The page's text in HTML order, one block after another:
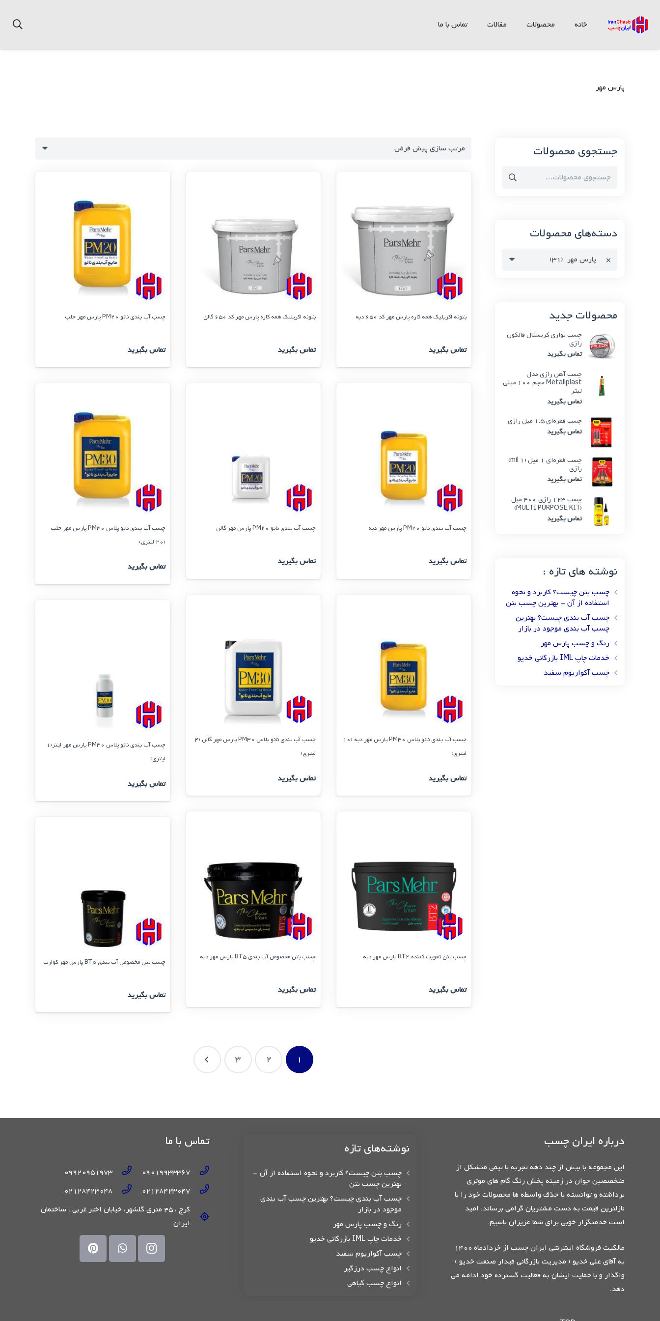
خانه محصولات مقالات تماس با ما
پارس مهر
جستجوی محصولات
جستجو
دسته‌های محصولات
× پارس مهر (31)
محصولات جدید
چسب نواری کریستال فالکون
رازی
تماس بگیرید
چسب آهن رازی مدل
Metallplast حجم 100 میلی
لیتر
تماس بگیرید
چسب قطره‌ای 1.5 میل رازی
تماس بگیرید
چسب قطره‌ای 1 میل (1 mil)
رازی
تماس بگیرید
چسب 123 رازی 400 میل
(MULTI PURPOSE KIT)
تماس بگیرید
نوشته های تازه :
چسب بتن چیست؟ کاربرد و نحوه
استفاده از آن – بهترین چسب بتن
چسب آب بندی چیست؟ بهترین
چسب آب بندی موجود در بازار
رنگ و چسب پارس مهر
خدمات چاپ IML بازرگانی خدیو
چسب آکواریوم سفید
بتونه اکریلیک همه کاره پارس مهر کد 650 دبه
تماس بگیرید
بتونه اکریلیک همه کاره پارس مهر کد 650 گالن
تماس بگیرید
چسب آب بندی نانو PM20 پارس مهر حلب
تماس بگیرید
چسب آب بندی نانو PM20 پارس مهر دبه
تماس بگیرید
چسب آب بندی نانو PM20 پارس مهر گالن
تماس بگیرید
چسب آب بندی نانو پلاس PM30 پارس مهر حلب
(20 لیتری)
تماس بگیرید
چسب آب بندی نانو پلاس PM30 پارس مهر دبه (10
لیتری)
تماس بگیرید
چسب آب بندی نانو پلاس PM30 پارس مهر گالن (4
لیتری)
تماس بگیرید
چسب آب بندی نانو پلاس PM30 پارس مهر لیتر(1
لیتری)
تماس بگیرید
چسب بتن تقویت کننده BT2 پارس مهر دبه
تماس بگیرید
چسب بتن مخصوص آب بندی BT5 پارس مهر دبه
تماس بگیرید
چسب بتن مخصوص آب بندی BT5 پارس مهر کوارت
تماس بگیرید
1
2
3
درباره ایران چسب
این مجموعه با بیش از چند دهه تجربه با تیمی متشکل از
متخصصین جوان در زمینه پخش رنگ گام های موثری
برداشته و توانسته با حذف واسطه ها محصولات خود را با
نازلترین قیمت به دست مشتریان گرامی برساند. امید
است خدمتگزار خوبی برای شما عزیزان باشیم.
مالکیت فروشگاه اینترنتی ایران چسب از خردادماه 1400
به آقای علی خدیو ( مدیریت بازرگانی فیدار صنعت خدیو )
واگذار و با حمایت ایشان به فعالیت گسترده خود ادامه می
دهد.
نوشته‌های تازه
چسب بتن چیست؟ کاربرد و نحوه استفاده از آن –
بهترین چسب بتن
چسب آب بندی چیست؟ بهترین چسب آب بندی
موجود در بازار
رنگ و چسب پارس مهر
خدمات چاپ IML بازرگانی خدیو
چسب آکواریوم سفید
انواع چسب درزگیر
انواع چسب گیاهی
تماس با ما
09019933367
09920951973
02128423047
02128423048
کرج ، 45 متری گلشهر، خیابان اختر غربی ، ساختمان
ایران